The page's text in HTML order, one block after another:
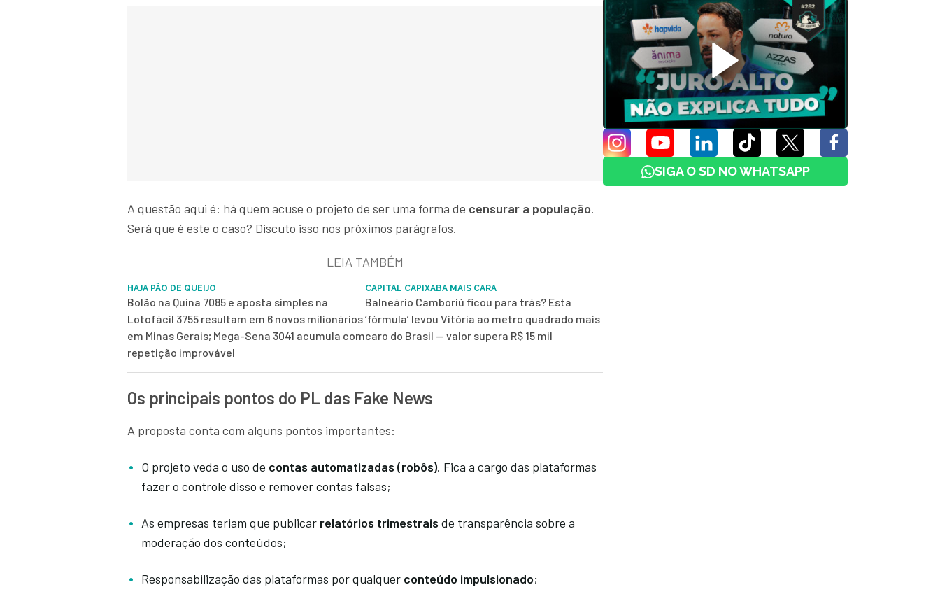
A questão aqui é: há quem acuse o projeto de ser uma forma de censurar a população.
Será que é este o caso? Discuto isso nos próximos parágrafos.
LEIA TAMBÉM
HAJA PÃO DE QUEIJO
Bolão na Quina 7085 e aposta simples na
Lotofácil 3755 resultam em 6 novos milionários
em Minas Gerais; Mega-Sena 3041 acumula com
repetição improvável
CAPITAL CAPIXABA MAIS CARA
Balneário Camboriú ficou para trás? Esta
‘fórmula’ levou Vitória ao metro quadrado mais
caro do Brasil — valor supera R$ 15 mil
Os principais pontos do PL das Fake News
A proposta conta com alguns pontos importantes:
O projeto veda o uso de contas automatizadas (robôs). Fica a cargo das plataformas
fazer o controle disso e remover contas falsas;
As empresas teriam que publicar relatórios trimestrais de transparência sobre a
moderação dos conteúdos;
Responsabilização das plataformas por qualquer conteúdo impulsionado;
SIGA O SD NO WHATSAPP